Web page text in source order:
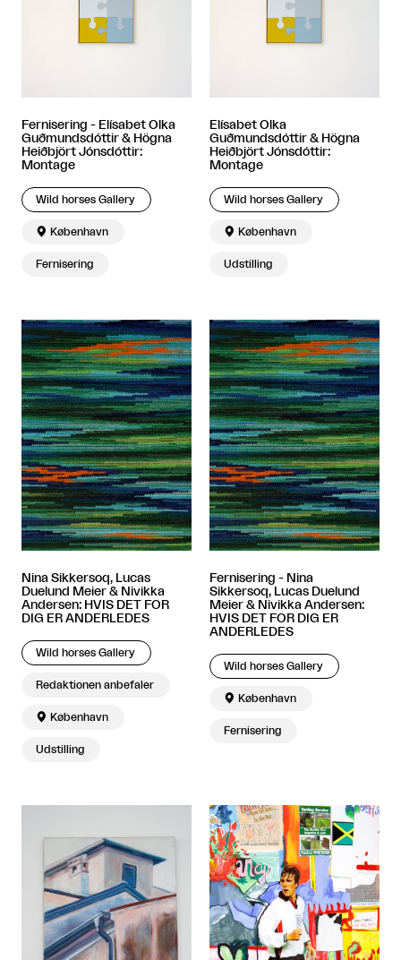
Fernisering - Elísabet Olka
Guðmundsdóttir & Högna
Heiðbjört Jónsdóttir:
Montage
Wild horses Gallery
 København
Fernisering
Elísabet Olka
Guðmundsdóttir & Högna
Heiðbjört Jónsdóttir:
Montage
Wild horses Gallery
 København
Udstilling
Nina Sikkersoq, Lucas
Duelund Meier & Nivikka
Andersen: HVIS DET FOR
DIG ER ANDERLEDES
Wild horses Gallery
Redaktionen anbefaler
 København
Udstilling
Fernisering - Nina
Sikkersoq, Lucas Duelund
Meier & Nivikka Andersen:
HVIS DET FOR DIG ER
ANDERLEDES
Wild horses Gallery
 København
Fernisering